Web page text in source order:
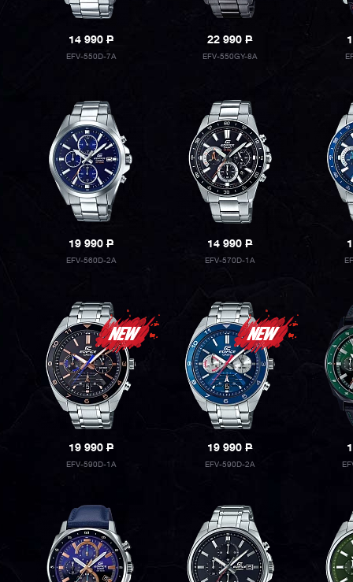
14 990P
EFV-550D-7A
22 990P
EFV-550GY-8A
19 990P
EFV-560D-2A
14 990P
EFV-570D-1A
19 990P
EFV-590D-1A
19 990P
EFV-590D-2A